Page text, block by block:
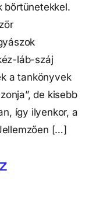
bőrtünetekkel.
láb-száj
a tankönyvek
de kisebb
így ilyenkor, a
[…]